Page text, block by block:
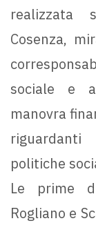
realizzata
Cosenza,
sociale e
manovra
riguardanti
politiche
Le prime
Rogliano e